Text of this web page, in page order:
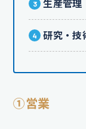
生産管理
研究・技
①営業